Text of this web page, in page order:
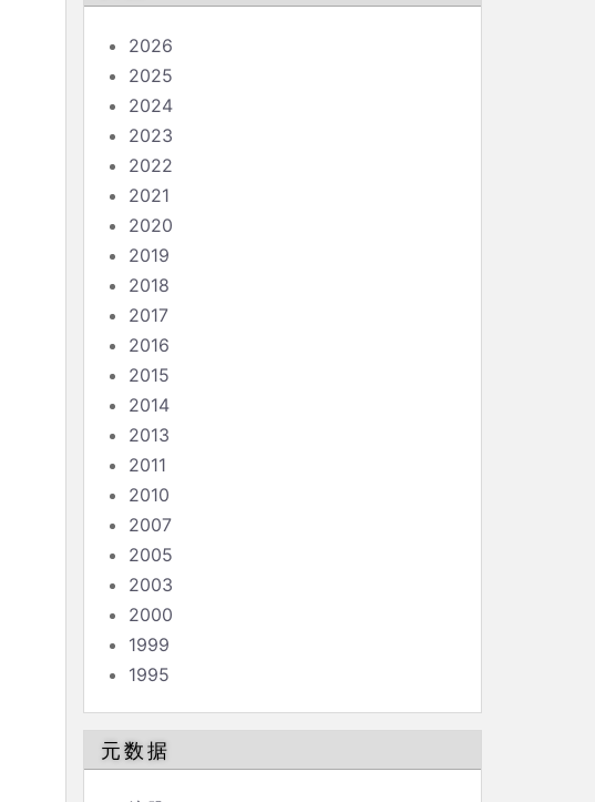
2026
2025
2024
2023
2022
2021
2020
2019
2018
2017
2016
2015
2014
2013
2011
2010
2007
2005
2003
2000
1999
1995
元数据